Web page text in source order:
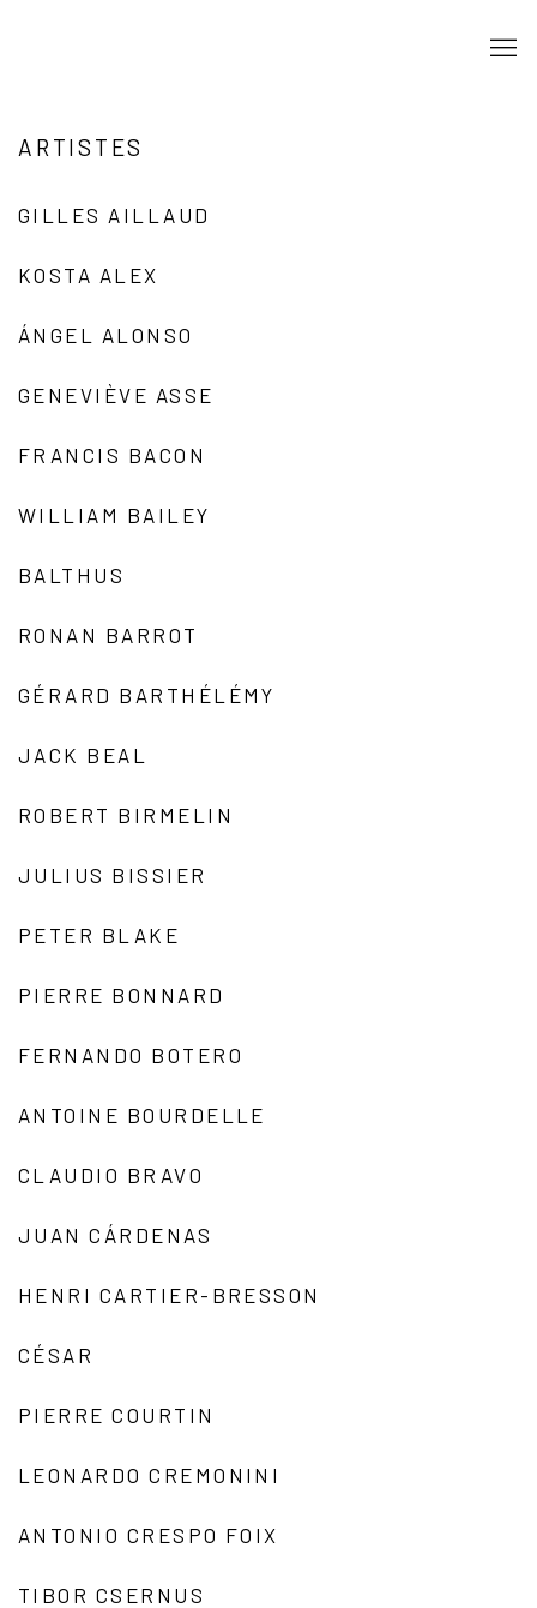
ARTISTES
GILLES AILLAUD
KOSTA ALEX
ÁNGEL ALONSO
GENEVIÈVE ASSE
FRANCIS BACON
WILLIAM BAILEY
BALTHUS
RONAN BARROT
GÉRARD BARTHÉLÉMY
JACK BEAL
ROBERT BIRMELIN
JULIUS BISSIER
PETER BLAKE
PIERRE BONNARD
FERNANDO BOTERO
ANTOINE BOURDELLE
CLAUDIO BRAVO
JUAN CÁRDENAS
HENRI CARTIER-BRESSON
CÉSAR
PIERRE COURTIN
LEONARDO CREMONINI
ANTONIO CRESPO FOIX
TIBOR CSERNUS